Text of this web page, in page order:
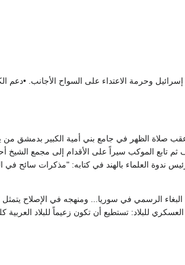
وحرمة الاعتداء على السواح الأجانب. •دعم
17/07/1425هـ الموافق 01/09/2004 م حيث صلي عليه عقب صلاة الظهر في جامع بني أمية الكبير بدمشق
إلى وزارة الأوقاف ثم تابع الموكب سيراً على الأقدام إلى مجمع
ندوة العلماء بالهند في كتابه: "مذكرات سائح
الرسمي في سوريا... ومنهجه في الإصلاح
للبلاد: تستطيع أن تكون زعيماً للبلاد العربية